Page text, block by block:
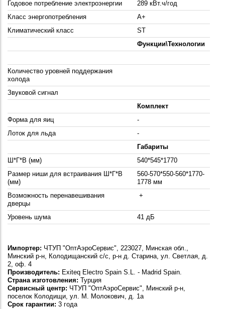
Годовое потребление электроэнергии
289 кВт.ч/год
Класс энергопотребления
A+
Климатический класс
ST
Функции\Технологии
Количество уровней поддержания
холода
Звуковой сигнал
Комплект
Форма для яиц
-
Лоток для льда
-
Габариты
Ш*Г*В (мм)
540*545*1770
Размер ниши для встраивания Ш*Г*В
(мм)
560-570*550-560*1770-
1778 мм
Возможность перенавешивания
дверцы
+
Уровень шума 41 дБ
Импортер: ЧТУП "ОптАэроСервис", 223027, Минская обл.,
Минский р-н, Колодищанский с/с, р-н д. Старина, ул. Светлая, д.
2, оф. 4
Производитель: Exiteq Electro Spain S.L. - Madrid Spain.
Страна изготовления: Турция
Сервисный центр: ЧТУП "ОптАэроСервис", Минский р-н,
поселок Колодищи, ул. М. Молокович, д. 1а
Срок гарантии: 3 года